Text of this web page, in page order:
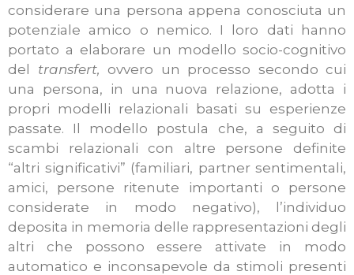
considerare una persona appena conosciuta un
potenziale amico o nemico. I loro dati hanno
portato a elaborare un modello socio-cognitivo
del transfert, ovvero un processo secondo cui
una persona, in una nuova relazione, adotta i
propri modelli relazionali basati su esperienze
passate. Il modello postula che, a seguito di
scambi relazionali con altre persone definite
“altri significativi” (familiari, partner sentimentali,
amici, persone ritenute importanti o persone
considerate in modo negativo), l’individuo
deposita in memoria delle rappresentazioni degli
altri che possono essere attivate in modo
automatico e inconsapevole da stimoli presenti